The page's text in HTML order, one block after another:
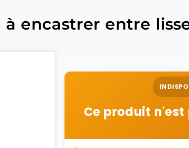
encastrer entre
Ce produit